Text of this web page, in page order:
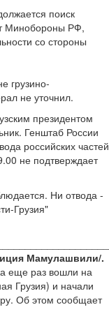
поиск
Минобороны РФ,
со стороны
грузино-
не уточнил.
президентом
Генштаб России
российских частей
не подтверждает
Ни отвода -
Грузия"
Мамулашвили/.
еще раз вошли на
Грузия) и начали
Об этом сообщает